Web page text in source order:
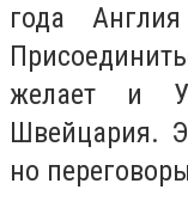
года
желает и
Швейцария.
но